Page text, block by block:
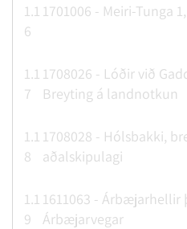
1.1
6
1701006 - Meiri-Tunga
1.1
7
1708026 - Lóðir við
Breyting á landnotkun
1.1
8
1708028 - Hólsbakki,
aðalskipulagi
1.1
9
1611063 -
Árbæjarvegar